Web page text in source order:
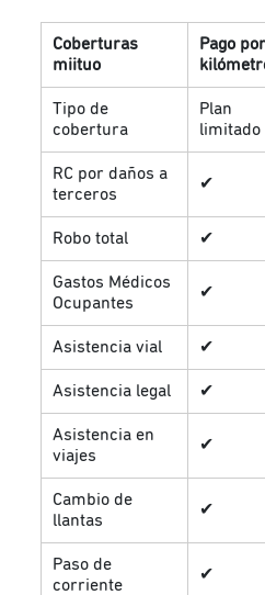
Coberturas
miituo
Pago por
Tipo de
cobertura
Plan
limitado
RC por daños a
terceros
✔
Robo total ✔
Gastos Médicos
Ocupantes
✔
Asistencia vial ✔
Asistencia legal ✔
Asistencia en
viajes
✔
Cambio de
llantas
✔
Paso de
corriente
✔